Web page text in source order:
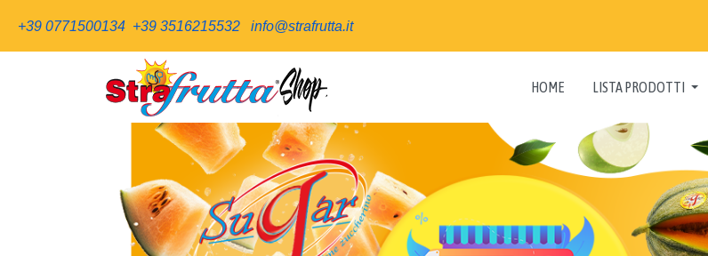
+39 0771500134 +39 3516215532 info@strafrutta.it
HOME LISTA PRODOTTI